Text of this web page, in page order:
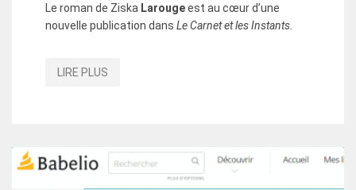
Le roman de Ziska Larougeest au cœur d’une
nouvelle publication dans Le Carnet et les Instants.
LIRE PLUS